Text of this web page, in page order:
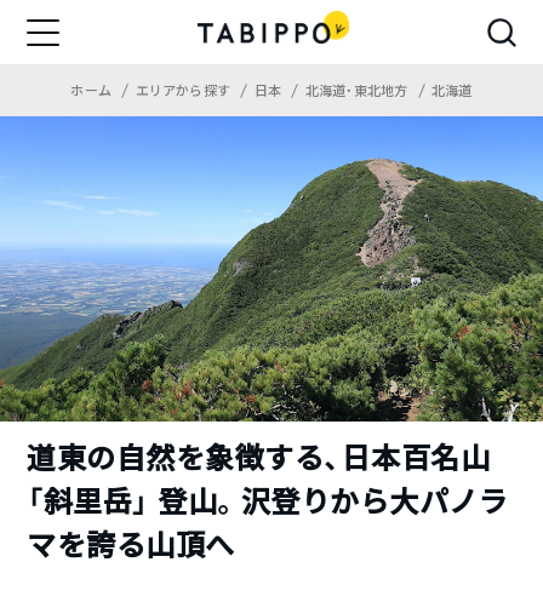
ホーム エリアから探す 日本 北海道・東北地方 北海道
道東の自然を象徴する、日本百名山
「斜里岳」 登山。沢登りから大パノラ
マを誇る山頂へ